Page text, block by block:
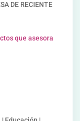
DE RECIENTE
que asesora